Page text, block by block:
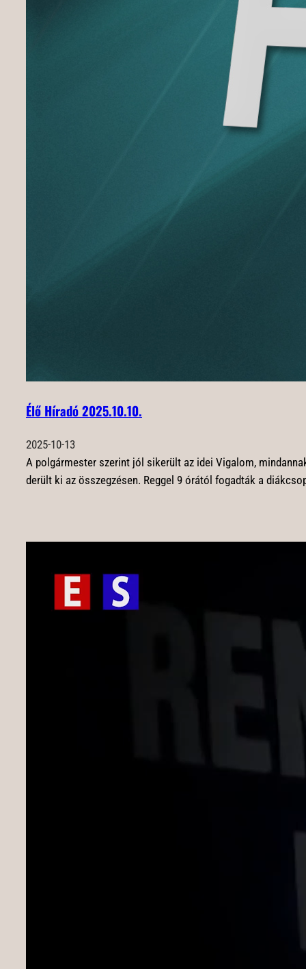
Élő Híradó 2025.10.10.
2025-10-13
A polgármester szerint jól sikerült az idei Vigalom,
derült ki az összegzésen. Reggel 9 órától fogadták a